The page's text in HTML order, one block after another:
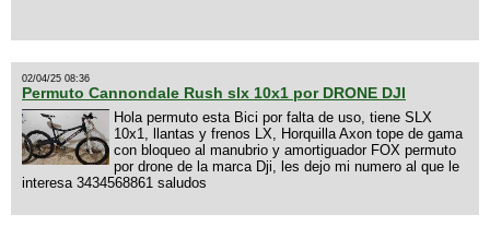
02/04/25 08:36
Permuto Cannondale Rush slx 10x1 por DRONE DJI
Hola permuto esta Bici por falta de uso, tiene SLX
10x1, llantas y frenos LX, Horquilla Axon tope de gama
con bloqueo al manubrio y amortiguador FOX permuto
por drone de la marca Dji, les dejo mi numero al que le
interesa 3434568861 saludos